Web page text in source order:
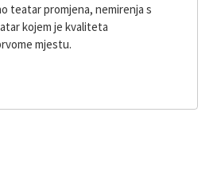
teatar promjena, nemirenja s
kojem je kvaliteta
mjestu.